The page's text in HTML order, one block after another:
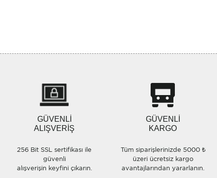
kalite
Emel Durmaz | 19/08/2025
Yorum Yaz
Ürün açıklamasında eksik bilgiler bulunuyor.
Ürün bilgilerinde hatalar bulunuyor.
Ürün fiyatı diğer sitelerden daha pahalı.
Bu ürüne benzer farklı alternatifler olmalı.
GÜVENLİ
ALIŞVERİŞ
256 Bit SSL sertifikası ile
güvenli
alışverişin keyfini çıkarın.
GÜVENLİ
KARGO
Tüm siparişlerinizde 5000 ₺
üzeri ücretsiz kargo
avantajlarından yararlanın.